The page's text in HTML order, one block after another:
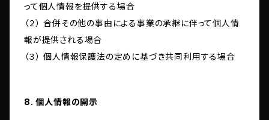
って個人情報を提供する場合
（２） 合併その他の事由による事業の承継に伴って個人情
報が提供される場合
（３） 個人情報保護法の定めに基づき共同利用する場合
8. 個人情報の開示